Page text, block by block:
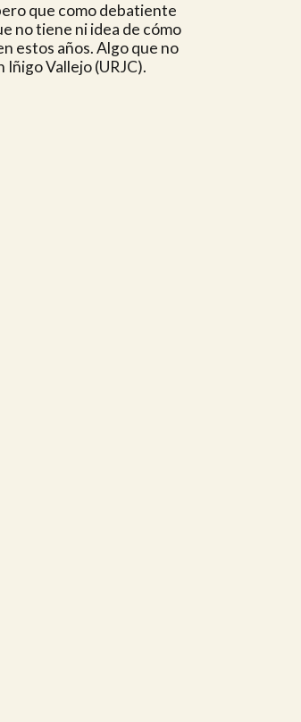
que como debatiente
no tiene ni idea de cómo
estos años. Algo que no
Vallejo (URJC).